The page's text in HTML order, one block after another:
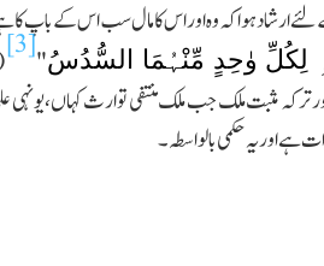
ارشاد ہوا کہ وہ اور اس کا مال سب اس کے باپ کا
لِکُلِّ وٰحِدٍ مِّنْہُمَا السُّدُسُ"
[3]
مثبت ملك جب ملك منتفی توارث
ہے اور یہ حکمی بالواسطہ۔